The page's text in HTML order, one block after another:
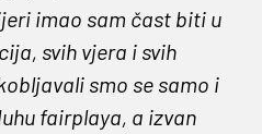
imao sam čast biti u
svih vjera i svih
smo se samo i
fairplaya, a izvan